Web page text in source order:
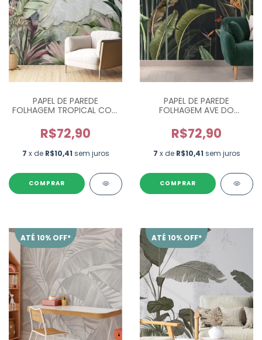
PAPEL DE PAREDE
FOLHAGEM TROPICAL COM
R$72,90
7 x de R$10,41 sem juros
PAPEL DE PAREDE
FOLHAGEM AVE DO
M²
R$72,90
7 x de R$10,41 sem juros
ATÉ 10% OFF* ATÉ 10% OFF*